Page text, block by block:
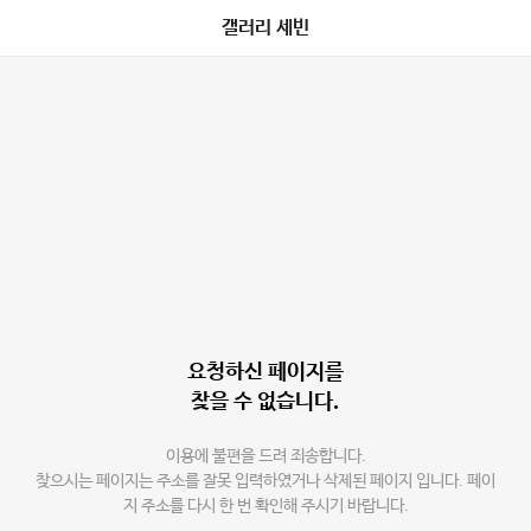
갤러리 세빈
요청하신 페이지를
찾을 수 없습니다.
이용에 불편을 드려 죄송합니다.
찾으시는 페이지는 주소를 잘못 입력하였거나 삭제된 페이지 입니다. 페이
지 주소를 다시 한 번 확인해 주시기 바랍니다.